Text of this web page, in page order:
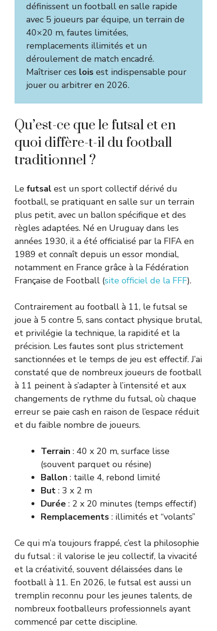
définissent un football en salle rapide
avec 5 joueurs par équipe, un terrain de
40×20 m, fautes limitées,
remplacements illimités et un
déroulement de match encadré.
Maîtriser ces lois est indispensable pour
jouer ou arbitrer en 2026.
Qu’est-ce que le futsal et en
quoi diffère-t-il du football
traditionnel ?
Le futsal est un sport collectif dérivé du
football, se pratiquant en salle sur un terrain
plus petit, avec un ballon spécifique et des
règles adaptées. Né en Uruguay dans les
années 1930, il a été officialisé par la FIFA en
1989 et connaît depuis un essor mondial,
notamment en France grâce à la Fédération
Française de Football (site officiel de la FFF).
Contrairement au football à 11, le futsal se
joue à 5 contre 5, sans contact physique brutal,
et privilégie la technique, la rapidité et la
précision. Les fautes sont plus strictement
sanctionnées et le temps de jeu est effectif. J’ai
constaté que de nombreux joueurs de football
à 11 peinent à s’adapter à l’intensité et aux
changements de rythme du futsal, où chaque
erreur se paie cash en raison de l’espace réduit
et du faible nombre de joueurs.
Terrain : 40 x 20 m, surface lisse
(souvent parquet ou résine)
Ballon : taille 4, rebond limité
But : 3 x 2 m
Durée : 2 x 20 minutes (temps effectif)
Remplacements : illimités et “volants”
Ce qui m’a toujours frappé, c’est la philosophie
du futsal : il valorise le jeu collectif, la vivacité
et la créativité, souvent délaissées dans le
football à 11. En 2026, le futsal est aussi un
tremplin reconnu pour les jeunes talents, de
nombreux footballeurs professionnels ayant
commencé par cette discipline.